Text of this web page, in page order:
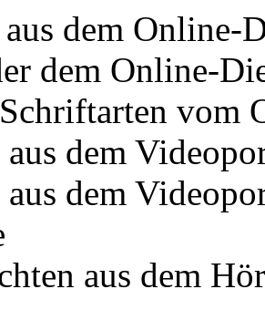
dem Online-
dem Online-
vom
dem
dem
aus dem